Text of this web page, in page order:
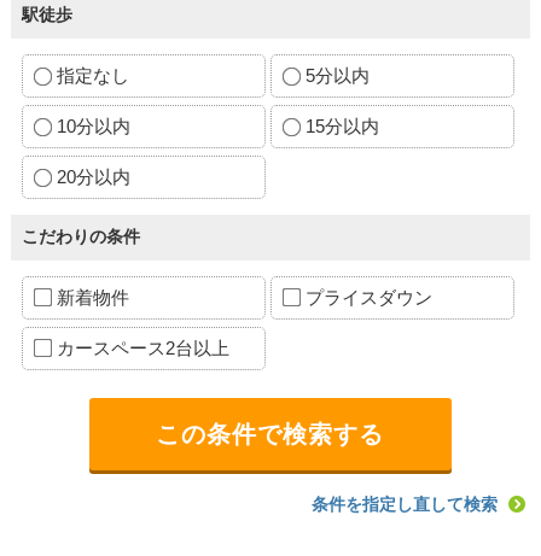
駅徒歩
指定なし 5分以内
10分以内 15分以内
20分以内
こだわりの条件
新着物件 プライスダウン
カースペース2台以上
条件を指定し直して検索